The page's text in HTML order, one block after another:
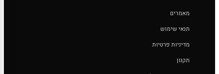
מאמרים
תנאי שימוש
מדיניות פרטיות
תקנון